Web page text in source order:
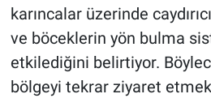
karıncalar üzerinde
ve böceklerin yön bulma
etkilediğini belirtiyor.
bölgeyi tekrar ziyaret